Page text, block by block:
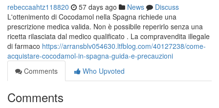
rebeccaahtz118820 57 days ago News
Discuss
L'ottenimento di Cocodamol nella Spagna richiede una
prescrizione medica valida. Non è possibile reperirlo senza una
ricetta rilasciata dal medico qualificato . La compravendita illegale
di farmaco https://arransblv054630.ltfblog.com/40127238/come-
acquistare-cocodamol-in-spagna-guida-e-precauzioni
Comments
Who Upvoted
Comments